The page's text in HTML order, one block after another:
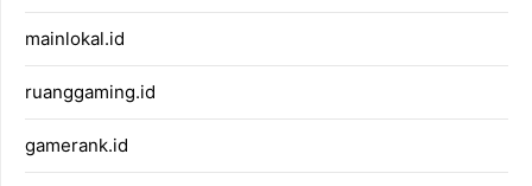
mainlokal.id
ruanggaming.id
gamerank.id